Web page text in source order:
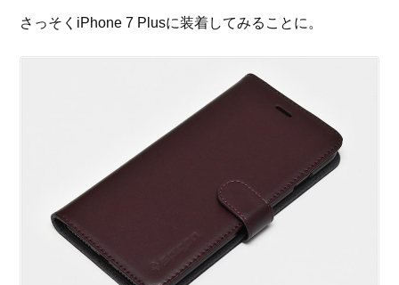
さっそくiPhone 7 Plusに装着してみることに。